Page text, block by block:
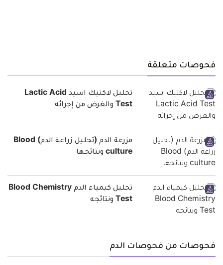
فحوصات متعلقة
تحليل لاكتيك اسيد Lactic Acid
Test والغرض من إجرائه
مزرعة الدم (تحليل زراعة الدم) Blood
culture ونتائجها
تحليل كيمياء الدم Blood Chemistry
Test ونتائجه
فحوصات من فحوصات الدم